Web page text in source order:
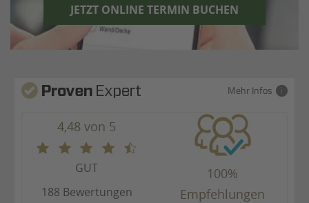
JETZT ONLINE TERMIN BUCHEN
Mehr Infos
4,48 von 5
GUT
188 Bewertungen
100%
Empfehlungen